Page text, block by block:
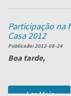
Participação na
Casa 2012
Publicado:2012-08-24
Boa tarde,
É com todo o
Ler Mais